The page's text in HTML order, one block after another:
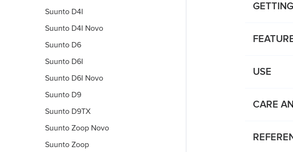
Suunto D4I
Suunto D4I Novo
Suunto D6
Suunto D6I
Suunto D6I Novo
Suunto D9
Suunto D9TX
Suunto Zoop Novo
Suunto Zoop
USE
CARE